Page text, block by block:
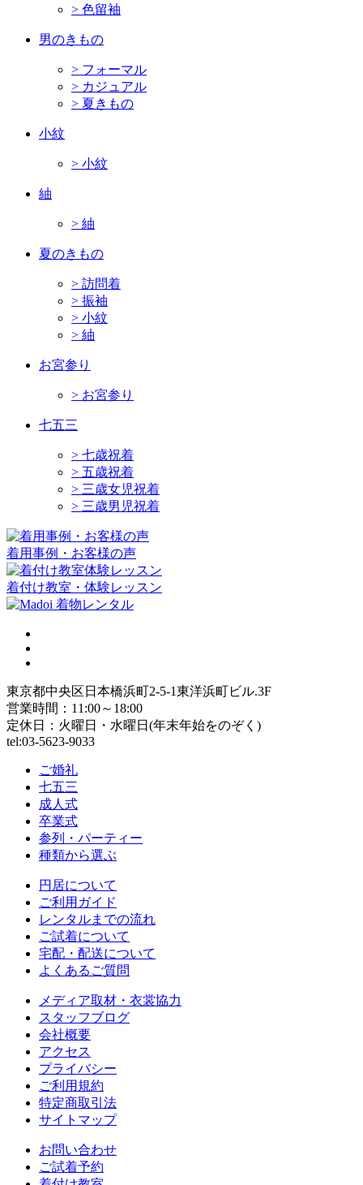
> 色留袖
男のきもの
> フォーマル
> カジュアル
> 夏きもの
小紋
> 小紋
紬
> 紬
夏のきもの
> 訪問着
> 振袖
> 小紋
> 紬
お宮参り
> お宮参り
七五三
> 七歳祝着
> 五歳祝着
> 三歳女児祝着
> 三歳男児祝着
着用事例・お客様の声
着付け教室・体験レッスン
東京都中央区日本橋浜町2-5-1東洋浜町ビル.3F
営業時間：11:00～18:00
定休日：火曜日・水曜日(年末年始をのぞく)
tel:03-5623-9033
ご婚礼
七五三
成人式
卒業式
参列・パーティー
種類から選ぶ
円居について
ご利用ガイド
レンタルまでの流れ
ご試着について
宅配・配送について
よくあるご質問
メディア取材・衣裳協力
スタッフブログ
会社概要
アクセス
プライバシー
ご利用規約
特定商取引法
サイトマップ
お問い合わせ
ご試着予約